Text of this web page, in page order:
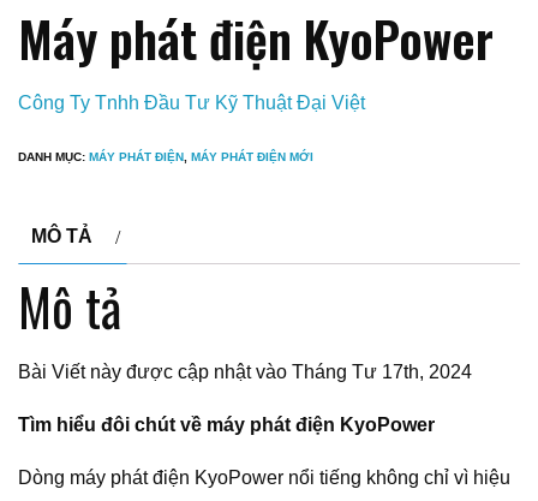
Máy phát điện KyoPower
Công Ty Tnhh Đầu Tư Kỹ Thuật Đại Việt
DANH MỤC: MÁY PHÁT ĐIỆN MÁY PHÁT ĐIỆN MỚI
MÔ TẢ
Mô tả
Bài Viết này được cập nhật vào Tháng Tư 17th, 2024
Tìm hiểu đôi chút về máy phát điện KyoPower
Dòng máy phát điện KyoPower nổi tiếng không chỉ vì hiệu